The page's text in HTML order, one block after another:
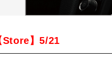
Store】5/21